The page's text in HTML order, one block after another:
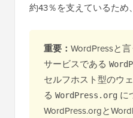
約43％を支えているため
重要： WordPressと
サービスである
セルフホスト型のウ
る WordPress.org に
WordPress.orgと